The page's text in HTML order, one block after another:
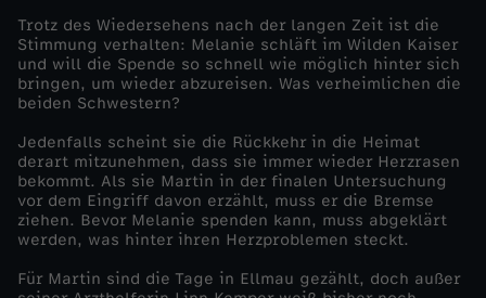
g
z
u
r
ü
c
Trotz des Wiedersehens nach der langen Zeit ist die
Stimmung verhalten: Melanie schläft im Wilden Kaiser
und will die Spende so schnell wie möglich hinter sich
bringen, um wieder abzureisen. Was verheimlichen die
beiden Schwestern?
Jedenfalls scheint sie die Rückkehr in die Heimat
derart mitzunehmen, dass sie immer wieder Herzrasen
bekommt. Als sie Martin in der finalen Untersuchung
vor dem Eingriff davon erzählt, muss er die Bremse
ziehen. Bevor Melanie spenden kann, muss abgeklärt
werden, was hinter ihren Herzproblemen steckt.
Für Martin sind die Tage in Ellmau gezählt, doch außer